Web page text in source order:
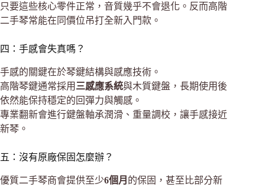
只要這些核心零件正常，音質幾乎不會退化。反而高階
二手琴常能在同價位吊打全新入門款。
四：手感會失真嗎？
手感的關鍵在於琴鍵結構與感應技術。
高階琴鍵通常採用 三感應系統與木質鍵盤，長期使用後
依然能保持穩定的回彈力與觸感。
專業翻新會進行鍵盤軸承潤滑、重量調校，讓手感接近
新琴。
五：沒有原廠保固怎麼辦？
優質二手琴商會提供至少6個月 的保固，甚至比部分新